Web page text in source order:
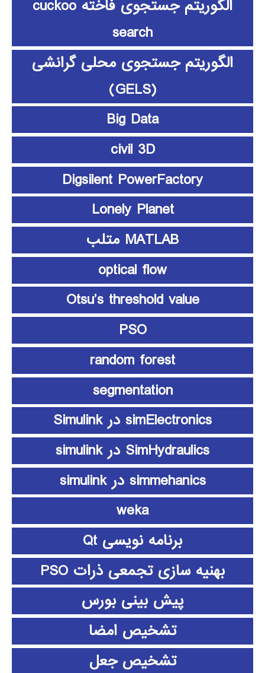
الگوریتم جستجوی فاخته cuckoo
search
الگوریتم جستجوی محلی گرانشی
(GELS)
Big Data
civil 3D
Digsilent PowerFactory
Lonely Planet
MATLAB متلب
optical flow
Otsu’s threshold value
PSO
random forest
segmentation
simElectronics در Simulink
SimHydraulics در simulink
simmehanics در simulink
weka
برنامه نویسی Qt
بهنیه سازی تجمعی ذرات PSO
پیش بینی بورس
تشخیص امضا
تشخیص جعل